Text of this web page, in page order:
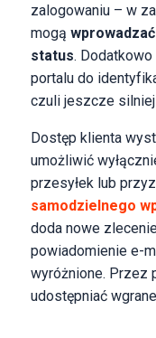
zalogowaniu – w
mogą
status.
portalu do
czuli jeszcze
Dostęp klienta
umożliwić
przesyłek lub
samodzielnego
doda nowe
powiadomienie e-
wyróżnione. Przez
udostępniać